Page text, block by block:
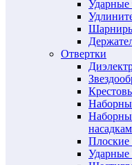
Ударные
Шарниры
Отвертки
Плоские
Ударные